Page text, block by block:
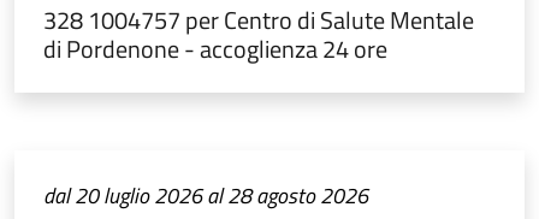
328 1004757 per Centro di Salute Mentale
di Pordenone - accoglienza 24 ore
dal 20 luglio 2026 al 28 agosto 2026